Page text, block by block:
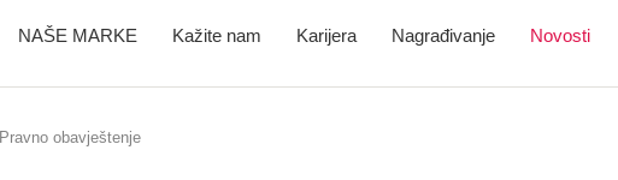
NAŠE MARKE Kažite nam Karijera Nagrađivanje Novosti
Pravno obavještenje